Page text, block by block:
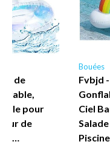
de
pour
de
à…
Bouées
Fvbjd
Ciel